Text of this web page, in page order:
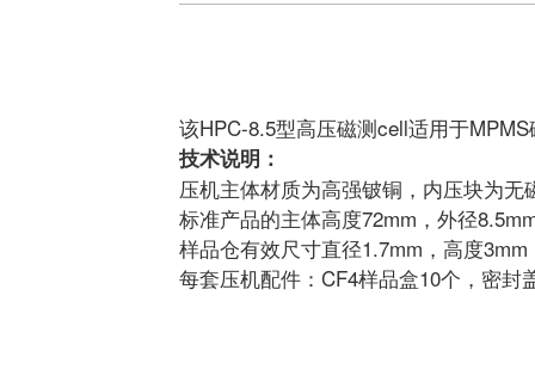
该HPC-8.5型高压磁测cell适用于
技术说明：
压机主体材质为高强铍铜，内压块为
标准产品的主体高度72mm，外径
样品仓有效尺寸直径1.7mm，高度3mm
每套压机配件：CF4样品盒10个，密封